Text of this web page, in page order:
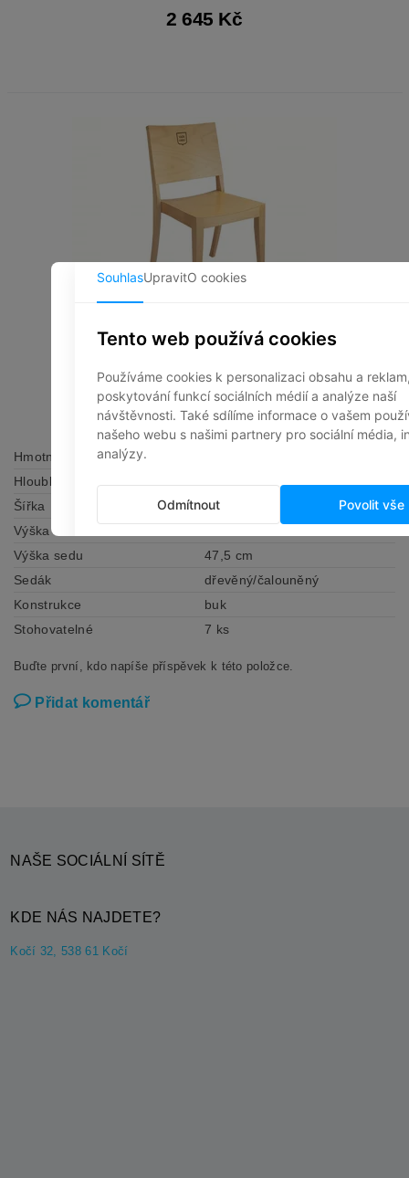
2 645 Kč
ŽIDLE Z-1026 MB LOGO
1 807 Kč bez DPH
2 186 Kč
Hmotnost
Hloubka
53,5 cm
Šířka
46 cm
Výška
Výška sedu
47,5 cm
Sedák
dřevěný/čalouněný
Konstrukce
buk
Stohovatelné
7 ks
Buďte první, kdo napíše příspěvek k této položce.
Přidat komentář
NAŠE SOCIÁLNÍ SÍTĚ
KDE NÁS NAJDETE?
Kočí 32, 538 61 Kočí